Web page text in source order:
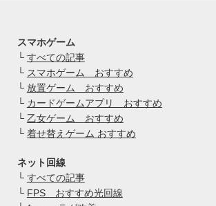
スマホゲーム
└ すべての記事
└ スマホゲーム おすすめ
└ 放置ゲーム おすすめ
└ カードゲームアプリ おすすめ
└ 乙女ゲーム おすすめ
└ 着せ替えゲーム おすすめ
ネット回線
└ すべての記事
└ FPS おすすめ光回線